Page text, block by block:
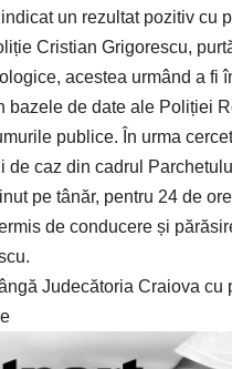
un rezultat pozitiv cu
Cristian Grigorescu,
acestea urmând a fi
bazele de date ale Poliției
publice. În urma
de caz din cadrul
pe tânăr, pentru 24 de
de conducere și
Judecătoria Craiova